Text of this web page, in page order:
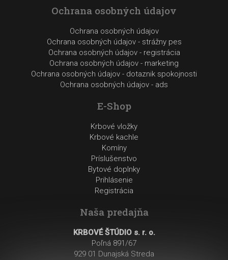
Ochrana osobných údajov
Ochrana osobných údajov
Ochrana osobných údajov - strážny pes
Ochrana osobných údajov - registrácia
Ochrana osobných údajov - marketing
Ochrana osobných údajov - dotaznik spokojnosti
Ochrana osobných údajov - ads
E-Shop
Krbové vložky
Krbové kachle
Komíny
Príslušenstvo
Bytové doplnky
Prihlásenie
Registrácia
Naša predajňa
KRBOVÉ ŠTÚDIO s. r. o.
Poľná 891/67
929 01 Dunajská Streda